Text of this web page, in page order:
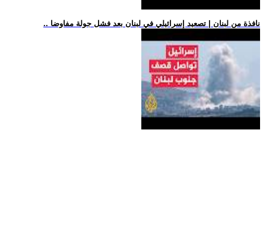
.. نافذة من لبنان | تصعيد إسرائيلي في لبنان بعد فشل جولة مفاوضا